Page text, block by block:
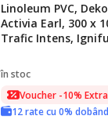
Linoleum PVC,
Activia Earl, 300 x
Trafic Intens,
Hipoalergenic,
în stoc
Voucher -10% Extra
12 rate cu 0%